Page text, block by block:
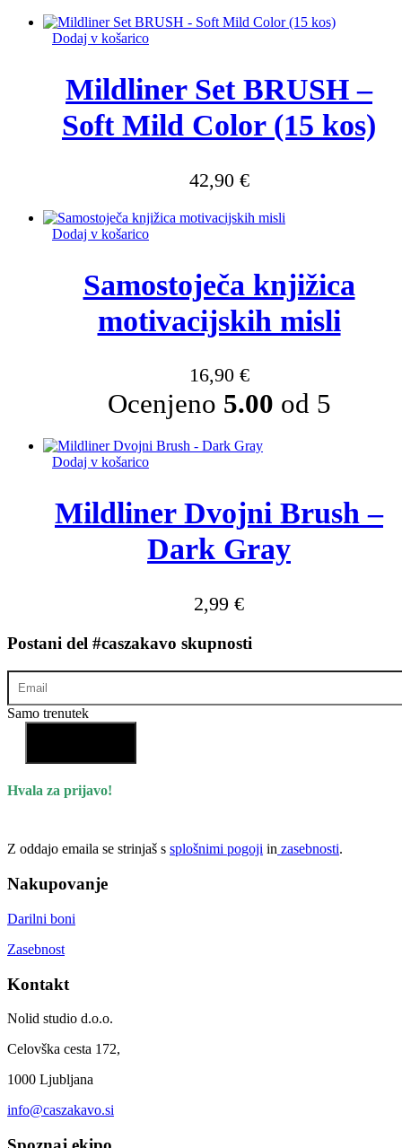
Dodaj v košarico
Mildliner Set BRUSH –
Soft Mild Color (15 kos)
42,90 €
Dodaj v košarico
Samostoječa knjižica
motivacijskih misli
16,90 €
Ocenjeno 5.00 od 5
Dodaj v košarico
Mildliner Dvojni Brush –
Dark Gray
2,99 €
Postani del #caszakavo skupnosti
Samo trenutek
Hvala za prijavo!
Z oddajo emaila se strinjaš s splošnimi pogoji in zasebnosti.
Nakupovanje
Darilni boni
Zasebnost
Kontakt
Nolid studio d.o.o.
Celovška cesta 172,
1000 Ljubljana
info@caszakavo.si